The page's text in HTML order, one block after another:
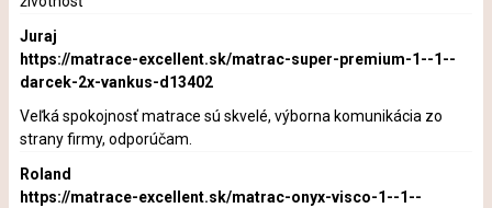
Juraj
https://matrace-excellent.sk/matrac-super-premium-1--1--
darcek-2x-vankus-d13402
Veľká spokojnosť matrace sú skvelé, výborna komunikácia zo
strany firmy, odporúčam.
Roland
https://matrace-excellent.sk/matrac-onyx-visco-1--1--